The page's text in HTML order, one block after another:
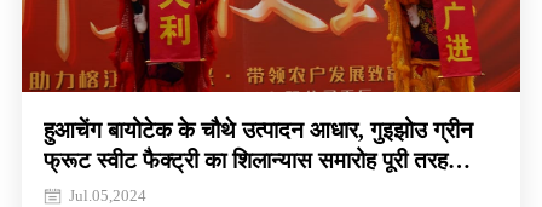
हुआचेंग बायोटेक के चौथे उत्पादन आधार, गुइझोउ ग्रीन
फ्रूट स्वीट फैक्ट्री का शिलान्यास समारोह पूरी तरह
सफल रहा!
Jul.05,2024